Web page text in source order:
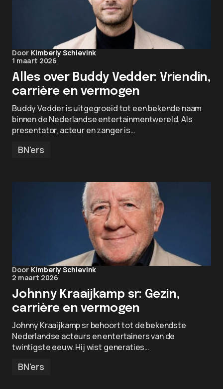
Door Kimberly Schievink
1 maart 2026
Alles over Buddy Vedder: Vriendin,
carrière en vermogen
Buddy Vedder is uitgegroeid tot een bekende naam
binnen de Nederlandse entertainmentwereld. Als
presentator, acteur en zanger is…
BN'ers
Door Kimberly Schievink
2 maart 2026
Johnny Kraaijkamp sr: Gezin,
carrière en vermogen
Johnny Kraaijkamp sr behoort tot de bekendste
Nederlandse acteurs en entertainers van de
twintigste eeuw. Hij wist generaties…
BN'ers